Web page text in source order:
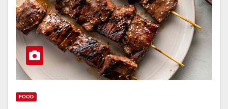
FOOD